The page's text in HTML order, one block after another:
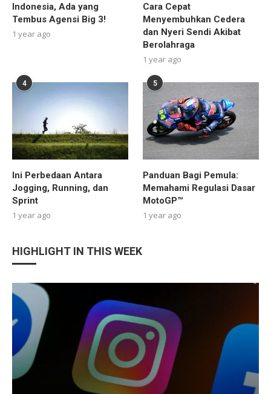
Indonesia, Ada yang
Tembus Agensi Big 3!
1 year ago
Cara Cepat
Menyembuhkan Cedera
dan Nyeri Sendi Akibat
Berolahraga
1 year ago
4
Ini Perbedaan Antara
Jogging, Running, dan
Sprint
1 year ago
5
Panduan Bagi Pemula:
Memahami Regulasi Dasar
MotoGP™
1 year ago
HIGHLIGHT IN THIS WEEK